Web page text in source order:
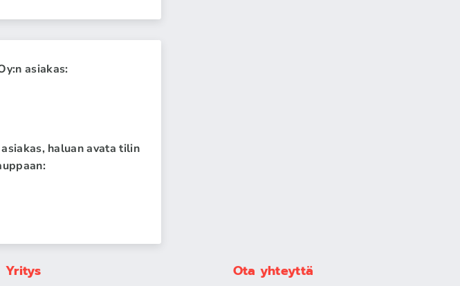
asiakas:
haluan avata tilin
Yritys Ota yhteyttä